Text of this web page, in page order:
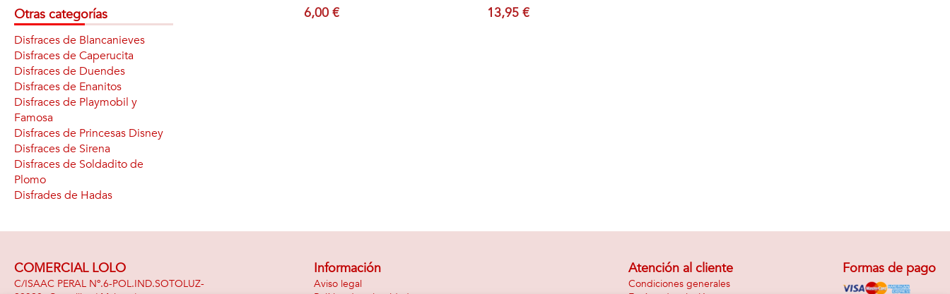
6,00 € 13,95 €
Otras categorías
Disfraces de Blancanieves
Disfraces de Caperucita
Disfraces de Duendes
Disfraces de Enanitos
Disfraces de Playmobil y
Famosa
Disfraces de Princesas Disney
Disfraces de Sirena
Disfraces de Soldadito de
Plomo
Disfrades de Hadas
COMERCIAL LOLO
C/ISAAC PERAL Nº.6-POL.IND.SOTOLUZ-
Información
Aviso legal
Atención al cliente
Condiciones generales
Formas de pago